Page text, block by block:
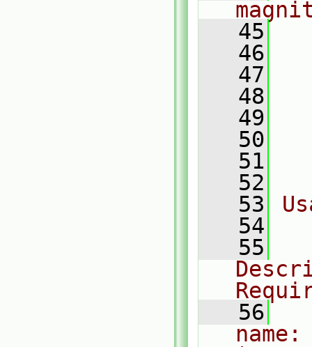
   45
   46
   47
   48
   49
   50
   51
   52
   53
   54
   55
   56